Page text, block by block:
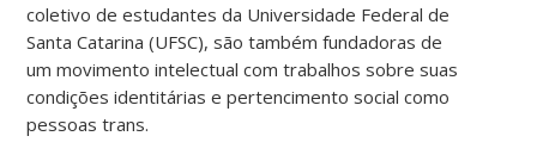
coletivo de estudantes da Universidade Federal de
Santa Catarina (UFSC), são também fundadoras de
um movimento intelectual com trabalhos sobre suas
condições identitárias e pertencimento social como
pessoas trans.